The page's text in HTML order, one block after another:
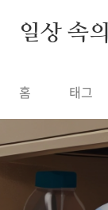
일상 속
홈 태그